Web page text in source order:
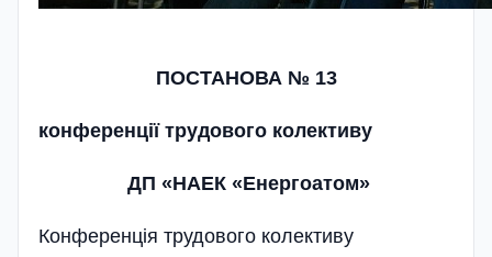
ПОСТАНОВА № 13
конференції трудового колективу
ДП «НАЕК «Енергоатом»
Конференція трудового колективу